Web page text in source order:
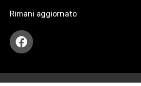
Rimani aggiornato